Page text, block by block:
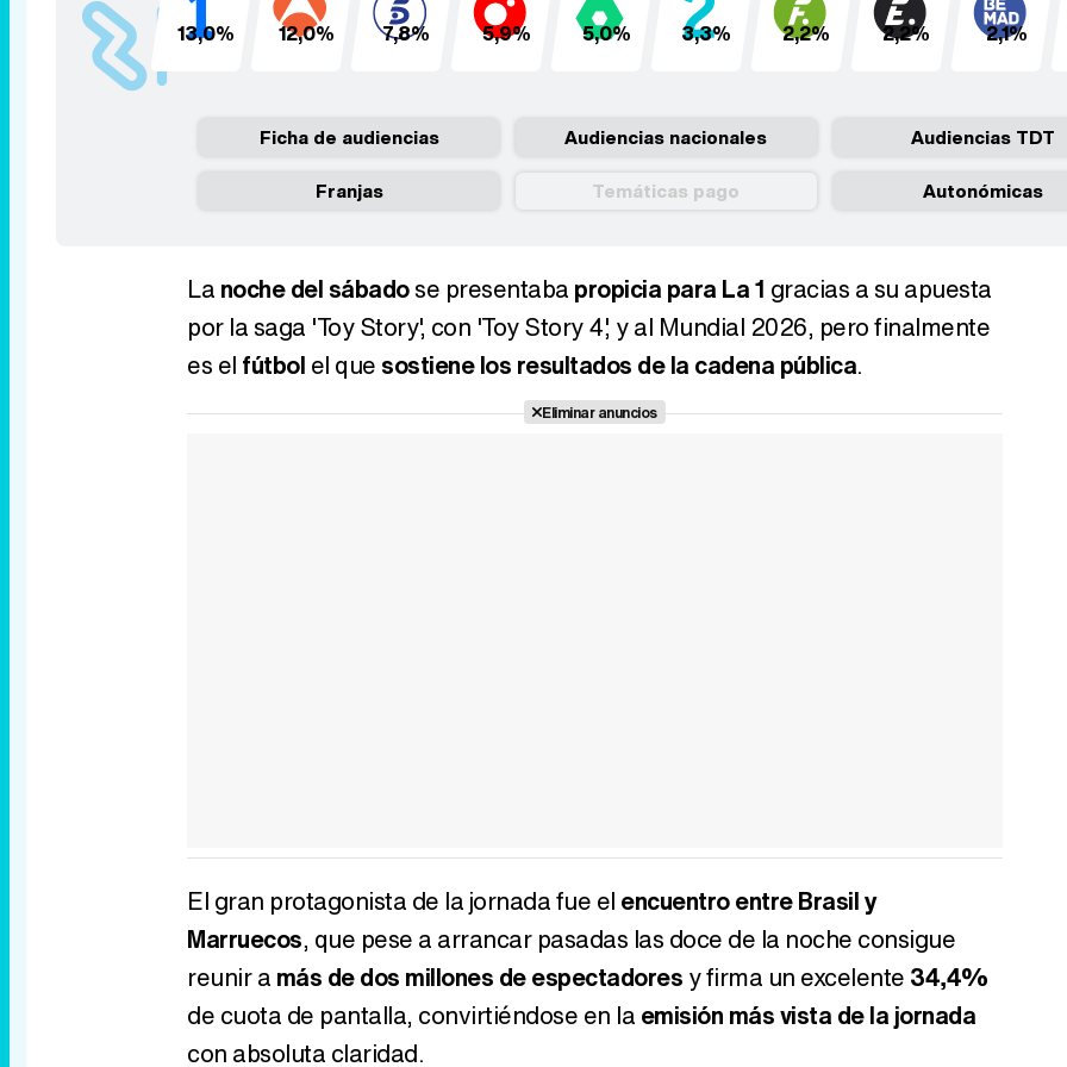
13,0% 12,0% 7,8% 5,9% 5,0% 3,3% 2,2% 2,2% 2,1%
Ficha de audiencias Audiencias nacionales Audiencias TDT
Franjas Temáticas pago Autonómicas
La noche del sábadose presentaba propicia para La 1 gracias a su apuesta
por la saga 'Toy Story', con 'Toy Story 4', y al Mundial 2026, pero finalmente
es el fútbol el quesostiene los resultados de la cadena pública.
Eliminar anuncios
El gran protagonista de la jornada fue el encuentro entre Brasil y
Marruecos, que pese a arrancar pasadas las doce de la noche consigue
reunir a más de dos millones de espectadores y firma un excelente 34,4%
de cuota de pantalla, convirtiéndose en la emisión más vista de la jornada
con absoluta claridad.